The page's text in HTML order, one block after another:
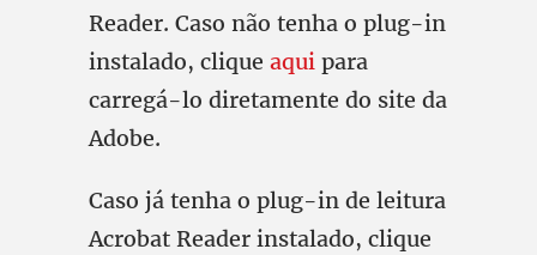
Reader. Caso não tenha o plug-in
instalado, clique aqui para
carregá-lo diretamente do site da
Adobe.
Caso já tenha o plug-in de leitura
Acrobat Reader instalado, clique